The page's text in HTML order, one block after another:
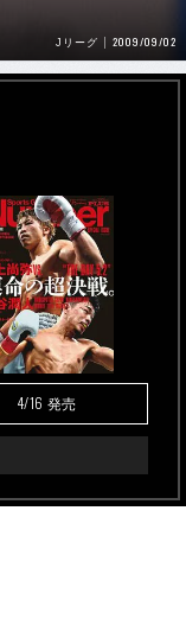
Jリーグ 2009/09/02
4/16 発売